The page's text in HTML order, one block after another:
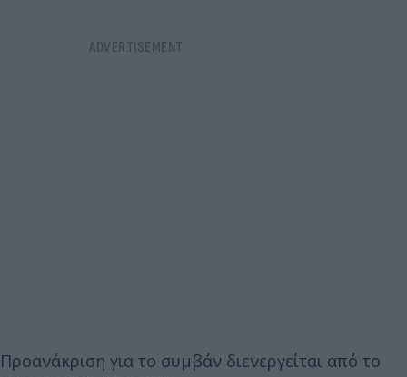
Προανάκριση για το συμβάν διενεργείται από το